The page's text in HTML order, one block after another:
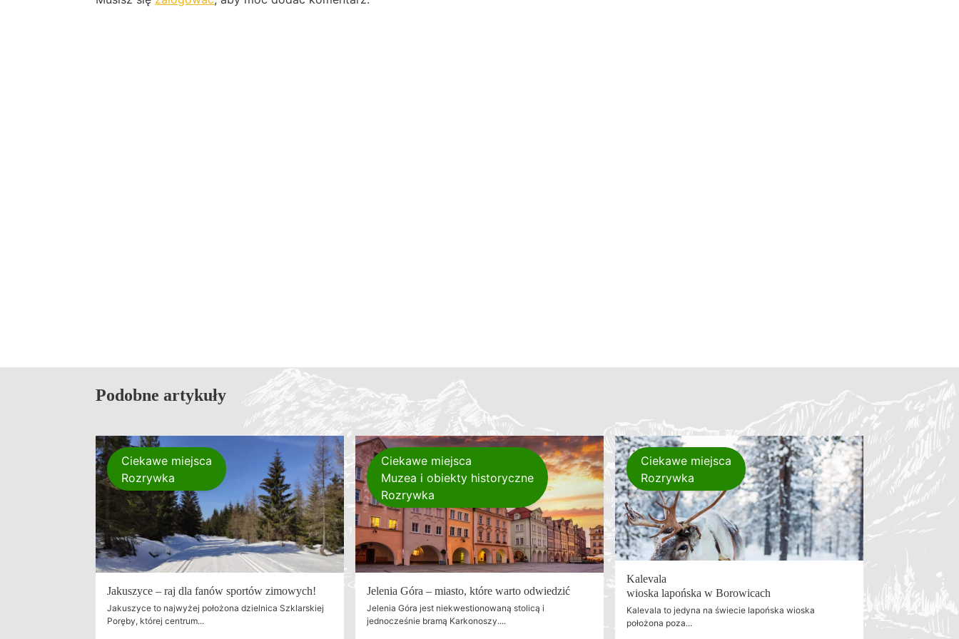
Podobne artykuły
Jakuszyce – raj dla fanów sportów zimowych!
Jakuszyce to najwyżej położona dzielnica Szklarskiej
Poręby, której centrum...
Ciekawe miejsca
Rozrywka
Jelenia Góra – miasto, które warto odwiedzić
Jelenia Góra jest niekwestionowaną stolicą i
jednocześnie bramą Karkonoszy....
Ciekawe miejsca
Muzea i obiekty historyczne
Rozrywka
Kalevala
wioska lapońska w Borowicach
Kalevala to jedyna na świecie lapońska wioska
położona poza...
Ciekawe miejsca
Rozrywka